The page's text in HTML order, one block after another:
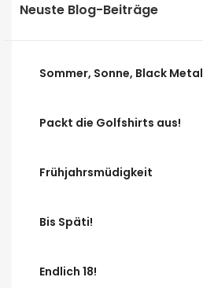
Neuste Blog-Beiträge
Sommer, Sonne, Black Metal
Packt die Golfshirts aus!
Frühjahrsmüdigkeit
Bis Späti!
Endlich 18!